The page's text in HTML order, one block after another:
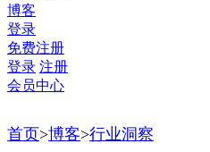
博客
登录
免费注册
登录 注册
会员中心
首页>博客>行业洞察